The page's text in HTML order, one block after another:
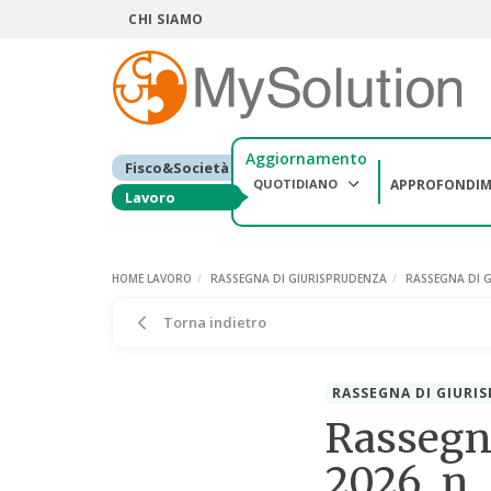
CHI SIAMO
Fisco&Società
Lavoro
Aggiornamento
QUOTIDIANO
HOME LAVORO RASSEGNA DI GIURISPRUDENZA RASSEGNA DI
Torna indietro
RASSEGNA DI